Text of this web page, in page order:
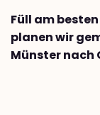
Füll am
planen wir
Münster nach